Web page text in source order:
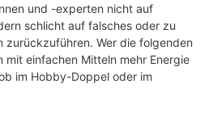
und -experten nicht auf
schlicht auf falsches oder zu
zurückzuführen. Wer die folgenden
mit einfachen Mitteln mehr Energie
im Hobby-Doppel oder im